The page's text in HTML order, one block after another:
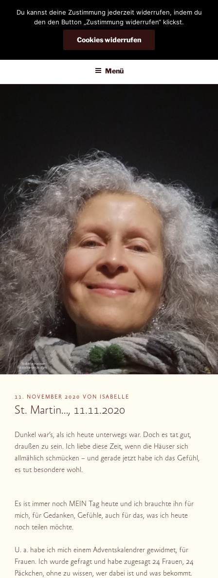
DIANDRA-CIRCLE
Menü
VERÖFFENTLICHT
AM
11. NOVEMBER 2020 VON ISABELLE
St. Martin…, 11.11.2020
Dunkel war’s, als ich heute unterwegs war. Doch es tat gut,
draußen zu sein. Ich liebe diese Zeit, wenn die Häuser sich
allmählich schmücken – und gerade jetzt habe ich das Gefühl,
es tut besondere wohl.
Es ist immer noch MEIN Tag heute und ich brauchte ihn für
mich, für Gedanken, Gefühle, auch für das, was ich heute
noch teilen möchte.
U. a. habe ich mich einem Adventskalendrer gewidmet, für
Frauen. Ich wurde gefragt und habe zugesagt 24 Frauen, 24
Päckchen, ohne zu wissen, wer dabei ist und was bekommt.
Du kannst deine Zustimmung jederzeit widerrufen, indem du
den den Button „Zustimmung widerrufen“ klickst.
Cookies widerrufen